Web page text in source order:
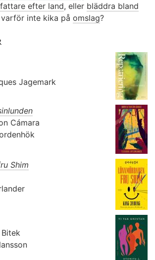
efter land, eller bläddra bland
varför inte kika på omslag?
Jagemark
Cámara
Shim